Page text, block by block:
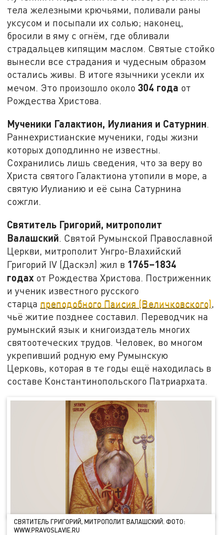
тела железными крючьями, поливали раны
уксусом и посыпали их солью; наконец,
бросили в яму с огнём, где обливали
страдальцев кипящим маслом. Святые стойко
вынесли все страдания и чудесным образом
остались живы. В итоге язычники усекли их
мечом. Это произошло около 304 года от
Рождества Христова.
Мученики Галактион, Иулиания и Сатурнин.
Раннехристианские мученики, годы жизни
которых доподлинно не известны.
Сохранились лишь сведения, что за веру во
Христа святого Галактиона утопили в море, а
святую Иулианию и её сына Сатурнина
сожгли.
Святитель Григорий, митрополит
Валашский. Святой Румынской Православной
Церкви, митрополит Унгро-Влахийский
Григорий IV (Даскэл) жил в 1765–1834
годах от Рождества Христова. Постриженник
и ученик известного русского
старца преподобного Паисия (Величковского),
чьё житие позднее составил. Переводчик на
румынский язык и книгоиздатель многих
святоотеческих трудов. Человек, во многом
укрепивший родную ему Румынскую
Церковь, которая в те годы ещё находилась в
составе Константинопольского Патриархата.
СВЯТИТЕЛЬ ГРИГОРИЙ, МИТРОПОЛИТ ВАЛАШСКИЙ. ФОТО:
WWW.PRAVOSLAVIE.RU